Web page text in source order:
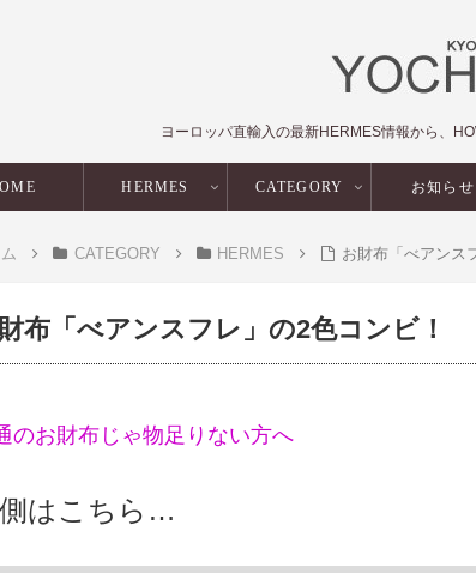
ヨーロッパ直輸入の最新HERMES情報から、
HERMES CATEGORY お知らせ
CATEGORY HERMES お財布「べアンス
布「べアンスフレ」の2色コンビ！
のお財布じゃ物足りない方へ
はこちら…